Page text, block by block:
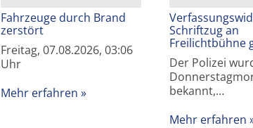
Fahrzeuge durch Brand
zerstört
Freitag, 07.08.2026, 03:06
Uhr
Mehr erfahren
Schriftzug an
Freilichtbühne
Der Polizei
bekannt,…
Mehr erfahren